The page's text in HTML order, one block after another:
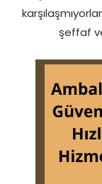
şeffaf